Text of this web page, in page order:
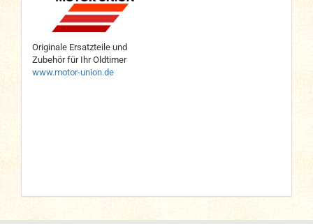
Originale Ersatzteile und
Zubehör für Ihr Oldtimer
www.motor-union.de